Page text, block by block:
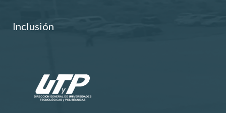
Inclusión